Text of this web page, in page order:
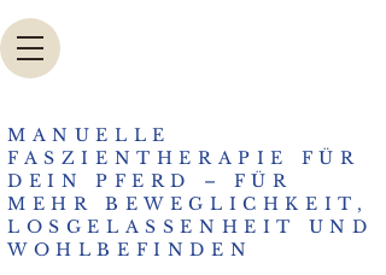
MANUELLE
FASZIENTHERAPIE FÜR
DEIN PFERD – FÜR
MEHR BEWEGLICHKEIT,
LOSGELASSENHEIT UND
WOHLBEFINDEN